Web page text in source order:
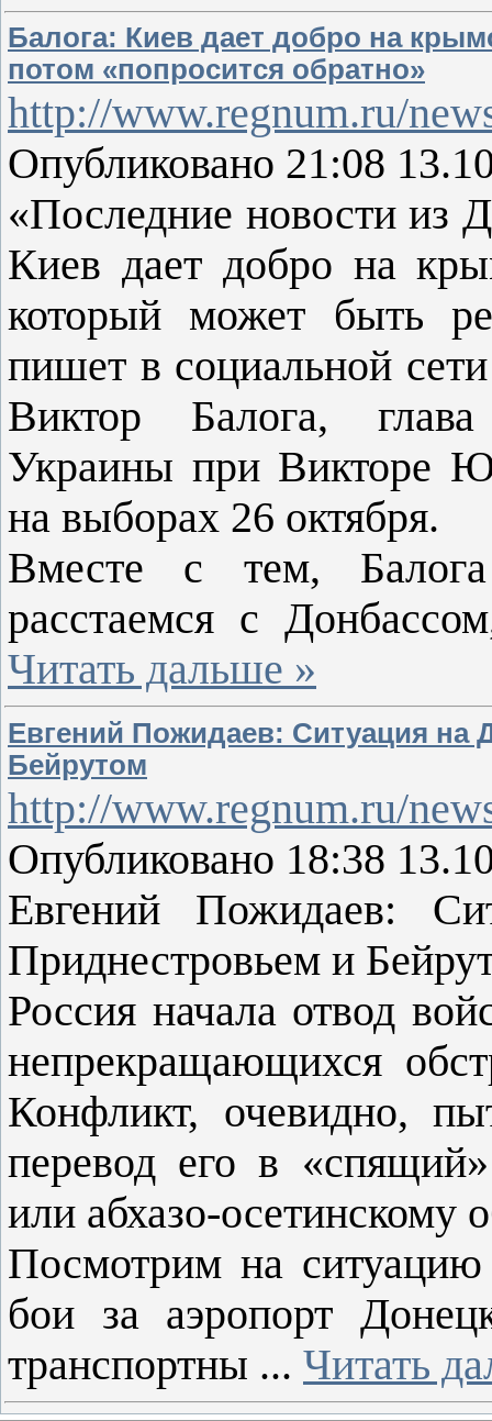
Балога: Киев дает добро на
потом «попросится обратно»
http://www.regnum.ru/
Опубликовано 21:08
«Последние новости из
Киев дает добро на
который может быть
пишет в социальной
Виктор Балога, глава
Украины при Викторе
на выборах 26 октября.
Вместе с тем,
расстаемся с
Читать дальше »
Евгений Пожидаев: Ситуация на
Бейрутом
http://www.regnum.ru/
Опубликовано 18:38
Евгений Пожидаев:
Приднестровьем и
Россия начала отвод
непрекращающихся
Конфликт, очевидно,
перевод его в
или абхазо-осетинскому
Посмотрим на
бои за аэропорт
транспортны ... Читать